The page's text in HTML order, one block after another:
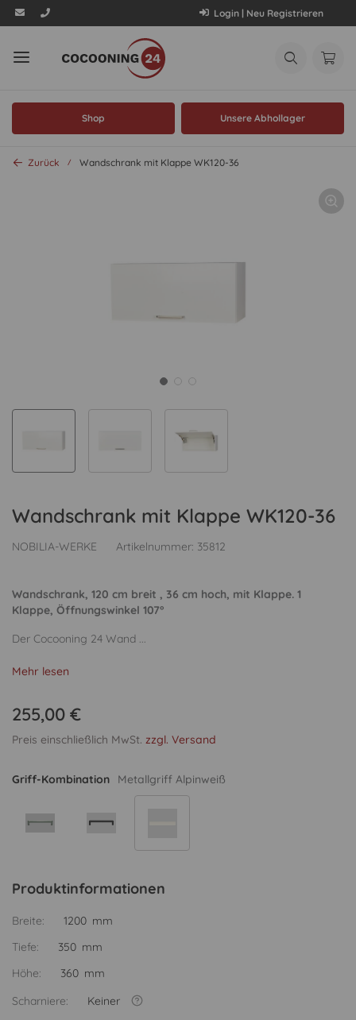
Login | Neu Registrieren
Shop Unsere Abhollager
Zurück Wandschrank mit Klappe WK120-36
Wandschrank mit Klappe WK120-36
NOBILIA-WERKE Artikelnummer: 35812
Wandschrank, 120 cm breit , 36 cm hoch, mit Klappe. 1
Klappe, Öffnungswinkel 107°
Der Cocooning 24 Wand ...
Mehr lesen
255,00 €
Preis einschließlich MwSt. zzgl. Versand
Griff-Kombination Metallgriff Alpinweiß
Produktinformationen
Breite:
1200 mm
Tiefe:
350 mm
Höhe:
360 mm
Scharniere:
Keiner